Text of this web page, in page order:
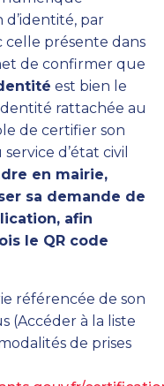
d’identité, par
celle présente dans
de confirmer que
est bien le
rattachée au
de certifier son
d’état civil
en mairie,
sa demande de
afin
le QR code
référencée de son
(Accéder à la liste
de prises